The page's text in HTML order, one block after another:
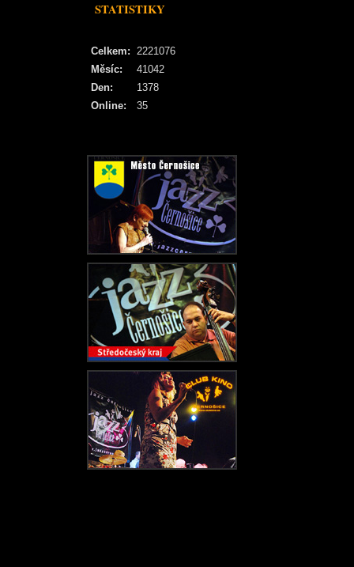
STATISTIKY
Online: 35
Celkem: 2221076
Měsíc:
41042
Den:
1378